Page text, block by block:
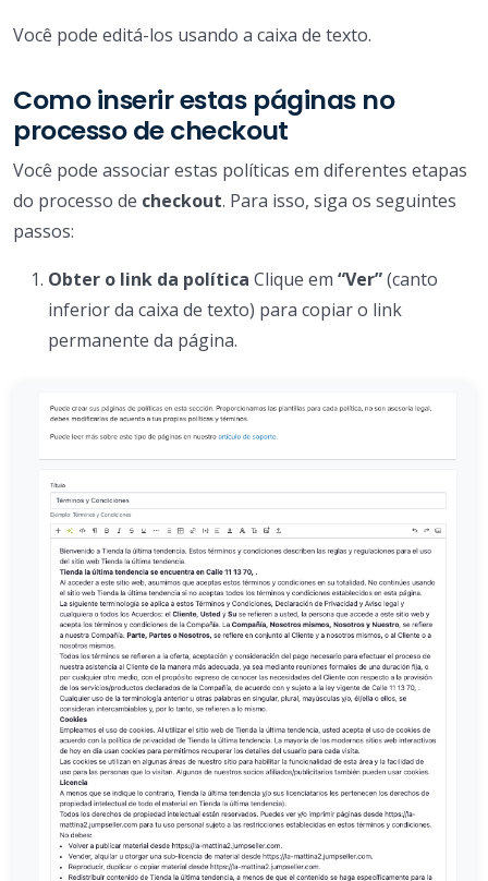
Você pode editá-los usando a caixa de texto.
Como inserir estas páginas no
processo de checkout
Você pode associar estas políticas em diferentes etapas
do processo de checkout. Para isso, siga os seguintes
passos:
Obter o link da política Clique em “Ver”(canto
inferior da caixa de texto) para copiar o link
permanente da página.